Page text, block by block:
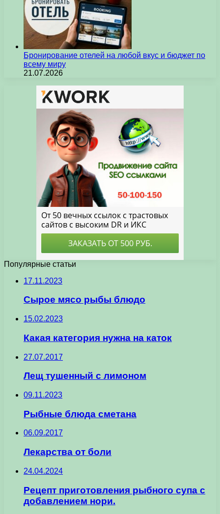
Бронирование отелей на любой вкус и бюджет по
всему миру
21.07.2026
Популярные статьи
17.11.2023
Сырое мясо рыбы блюдо
15.02.2023
Какая категория нужна на каток
27.07.2017
Лещ тушенный с лимоном
09.11.2023
Рыбные блюда сметана
06.09.2017
Лекарства от боли
24.04.2024
Рецепт приготовления рыбного супа с
добавлением нори.